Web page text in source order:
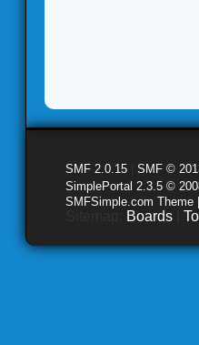
SMF 2.0.15 SMF ©
SimplePortal 2.3.5 ©
SMFSimple.com Theme
Boards